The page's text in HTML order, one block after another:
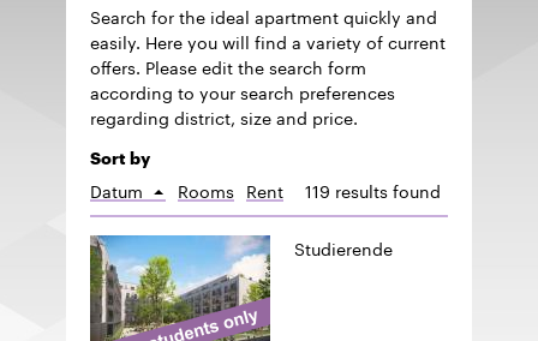
Search for the ideal apartment quickly and
easily. Here you will find a variety of current
offers. Please edit the search form
according to your search preferences
regarding district, size and price.
Sort by
Datum Sort
ascending
Rooms Rent 119 results found
Studierende